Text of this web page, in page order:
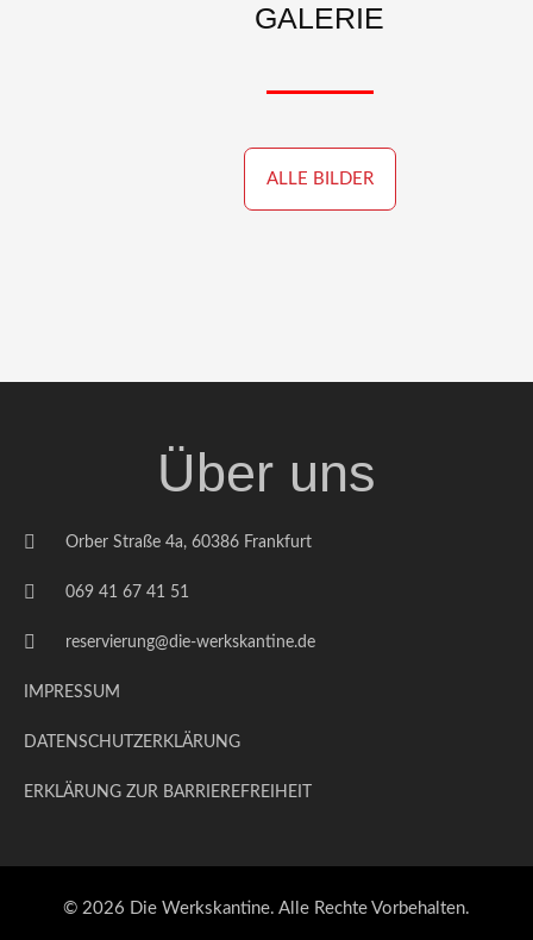
GALERIE
ALLE BILDER
Über uns
Orber Straße 4a, 60386 Frankfurt
069 41 67 41 51
reservierung@die-werkskantine.de
IMPRESSUM
DATENSCHUTZERKLÄRUNG
ERKLÄRUNG ZUR BARRIEREFREIHEIT
© 2026 Die Werkskantine. Alle Rechte Vorbehalten.